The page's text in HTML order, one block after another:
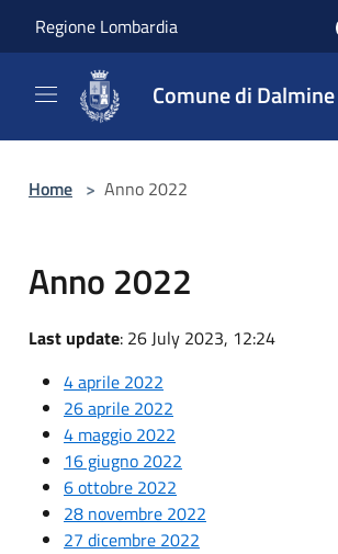
Regione Lombardia
Comune di Dalmine
Home > Anno 2022
Anno 2022
Last update: 26 July 2023, 12:24
4 aprile 2022
26 aprile 2022
4 maggio 2022
16 giugno 2022
6 ottobre 2022
28 novembre 2022
27 dicembre 2022